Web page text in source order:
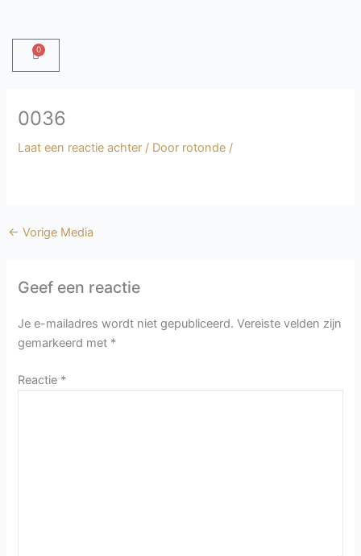
0
Winkelwagen
0036
Laat een reactie achter / Door rotonde /
← Vorige Media
Geef een reactie
Je e-mailadres wordt niet gepubliceerd. Vereiste velden zijn
gemarkeerd met *
Reactie *